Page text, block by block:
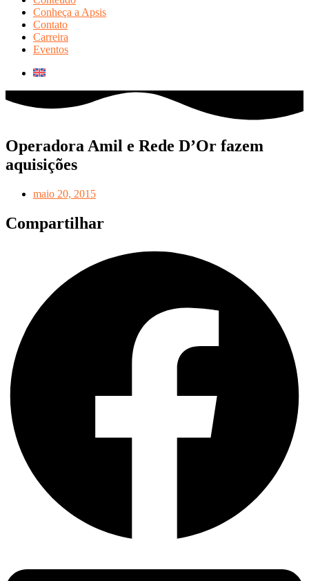
Conheça a Apsis
Contato
Carreira
Eventos
Operadora Amil e Rede D’Or fazem
aquisições
maio 20, 2015
Compartilhar